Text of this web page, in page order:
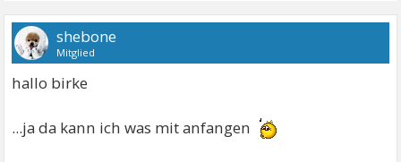
shebone
Mitglied
hallo birke
...ja da kann ich was mit anfangen